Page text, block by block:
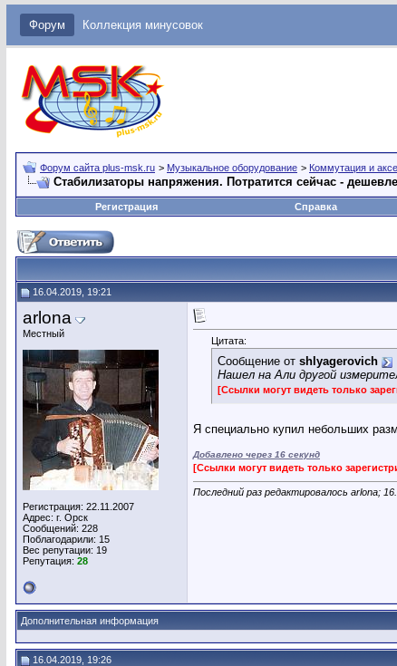
Форум Коллекция минусовок
Форум сайта plus-msk.ru > Музыкальное оборудование > Коммутация и
Стабилизаторы напряжения. Потратится сейчас -
Регистрация
Справка
16.04.2019, 19:21
arlona
Местный
Регистрация: 22.11.2007
Адрес: г. Орск
Сообщений: 228
Поблагодарили: 15
Вес репутации: 19
Репутация: 28
Цитата:
Сообщение от shlyagerovich
Нашел на Али другой
[Ссылки могут видеть только
Я специально купил небольших
Добавлено через 16 секунд
[Ссылки могут видеть только
Последний раз редактировалось arlona;
Дополнительная информация
16.04.2019, 19:26